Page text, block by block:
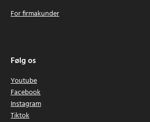
For firmakunder
Følg os
Youtube
Facebook
Instagram
Tiktok